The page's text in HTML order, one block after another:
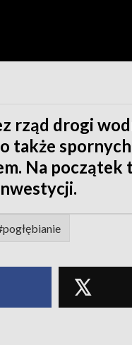
rząd drogi
także
Na